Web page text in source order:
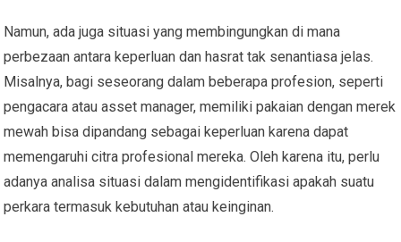
Namun, ada juga situasi yang membingungkan di mana
perbezaan antara keperluan dan hasrat tak senantiasa jelas.
Misalnya, bagi seseorang dalam beberapa profesion, seperti
pengacara atau asset manager, memiliki pakaian dengan merek
mewah bisa dipandang sebagai keperluan karena dapat
memengaruhi citra profesional mereka. Oleh karena itu, perlu
adanya analisa situasi dalam mengidentifikasi apakah suatu
perkara termasuk kebutuhan atau keinginan.